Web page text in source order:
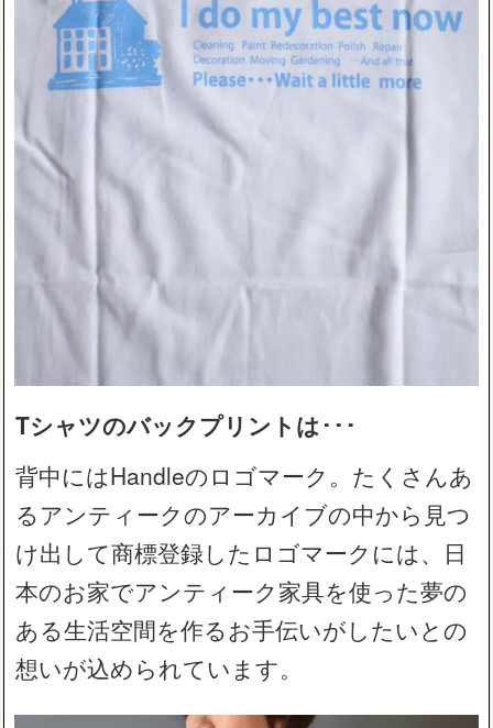
Tシャツのバックプリントは･･･
背中にはHandleのロゴマーク。たくさんあ
るアンティークのアーカイブの中から見つ
け出して商標登録したロゴマークには、日
本のお家でアンティーク家具を使った夢の
ある生活空間を作るお手伝いがしたいとの
想いが込められています。